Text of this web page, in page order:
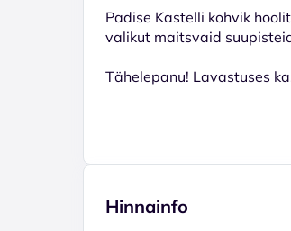
Padise Kastelli kohvik
valikut maitsvaid
Tähelepanu! Lavastuses
Hinnainfo